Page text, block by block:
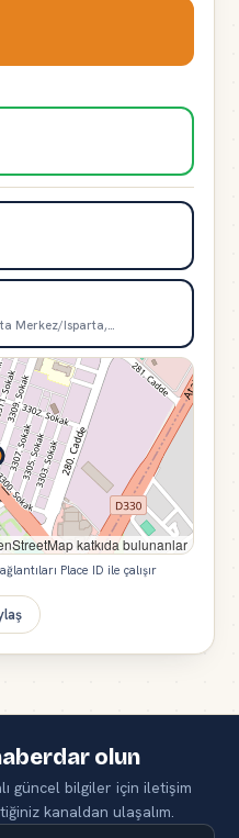
Merkez/Isparta,…
katkıda bulunanlar
Place ID ile çalışır
olun
güncel bilgiler için iletişim
kanaldan ulaşalım.